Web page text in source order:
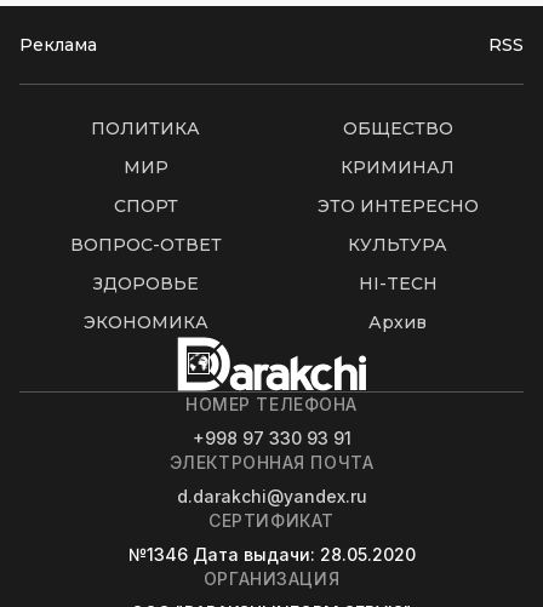
Реклама RSS
ПОЛИТИКА
ОБЩЕСТВО
МИР
КРИМИНАЛ
СПОРТ
ЭТО ИНТЕРЕСНО
ВОПРОС-ОТВЕТ
КУЛЬТУРА
ЗДОРОВЬЕ
HI-TECH
ЭКОНОМИКА
Архив
НОМЕР ТЕЛЕФОНА
+998 97 330 93 91
ЭЛЕКТРОННАЯ ПОЧТА
d.darakchi@yandex.ru
СЕРТИФИКАТ
№1346 Дата выдачи: 28.05.2020
ОРГАНИЗАЦИЯ